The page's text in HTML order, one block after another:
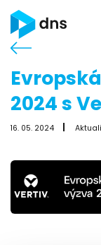
2024 s
16. 05. 2024